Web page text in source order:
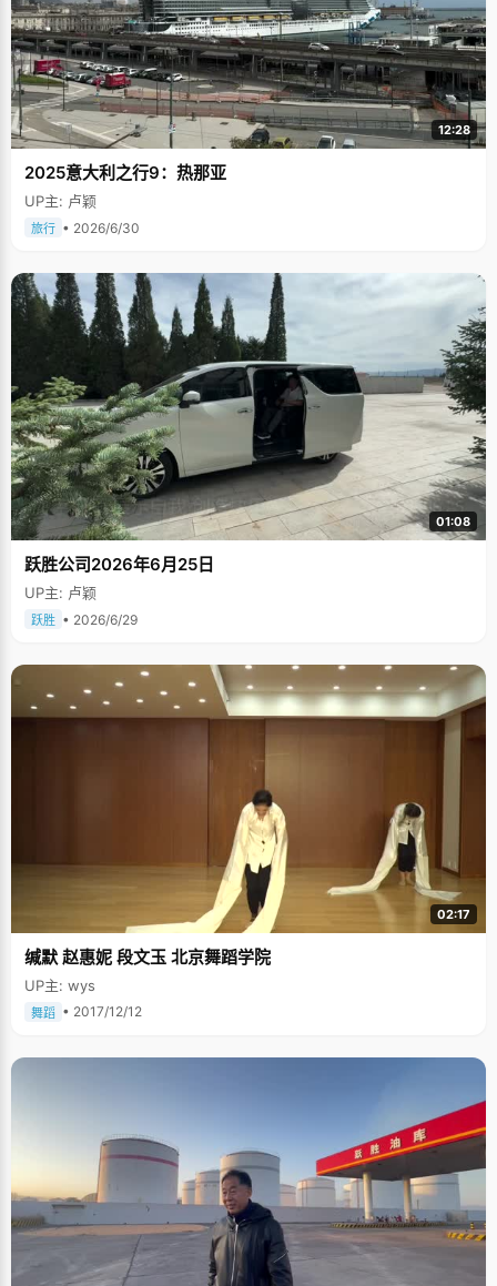
12:28
2025意大利之行9：热那亚
UP主: 卢颖
旅行 • 2026/6/30
01:08
跃胜公司2026年6月25日
UP主: 卢颖
跃胜 • 2026/6/29
02:17
缄默 赵惠妮 段文玉 北京舞蹈学院
UP主: wys
舞蹈 • 2017/12/12